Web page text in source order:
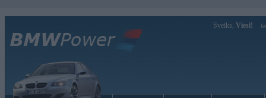
Sveiks, Viesi!